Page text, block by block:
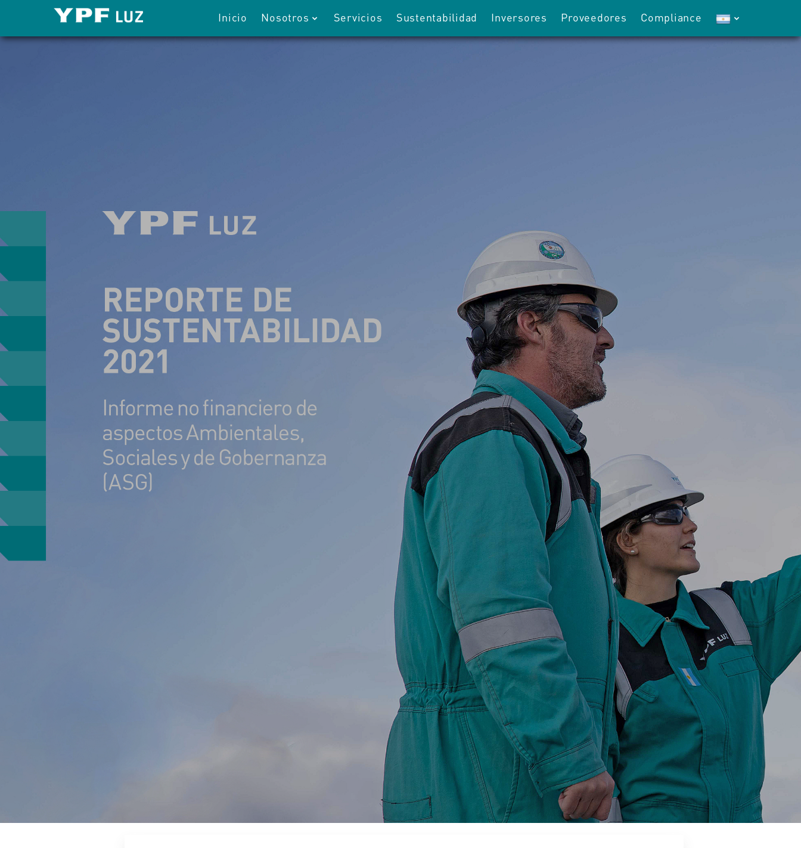
Inicio Nosotros Servicios Sustentabilidad Inversores Proveedores Compliance